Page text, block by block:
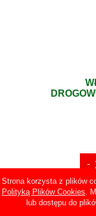
Strona korzysta z plików
Polityką Plików Cookies.
lub dostępu do